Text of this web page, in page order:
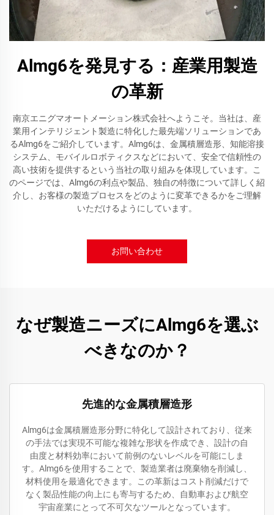
Almg6を発見する：産業用製造
の革新
南京エニグマオートメーション株式会社へようこそ。当社は、産
業用インテリジェント製造に特化した最先端ソリューションであ
るAlmg6をご紹介しています。Almg6は、金属積層造形、知能溶接
システム、モバイルロボティクスなどにおいて、安全で信頼性の
高い技術を提供するという当社の取り組みを体現しています。こ
のページでは、Almg6の利点や製品、独自の特徴について詳しく紹
介し、お客様の製造プロセスをどのように変革できるかをご理解
いただけるようにしています。
お問い合わせ
なぜ製造ニーズにAlmg6を選ぶ
べきなのか？
先進的な金属積層造形
Almg6は金属積層造形分野に特化して設計されており、従来
の手法では実現不可能な複雑な形状を作成でき、設計の自
由度と材料効率において前例のないレベルを可能にしま
す。Almg6を使用することで、製造業者は廃棄物を削減し、
材料使用を最適化できます。この革新はコスト削減だけで
なく製品性能の向上にも寄与するため、自動車および航空
宇宙産業にとって不可欠なツールとなっています。